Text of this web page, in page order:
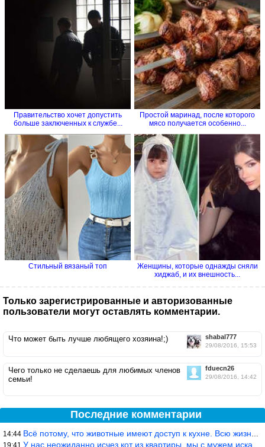
Правительство хочет допустить
больше заключенных к службе...
Простой маринад, после которого
мясо получается особенно...
Стильный вязаный топ
Женщины, которые однажды сняли
хиджаб, и их внешность...
Только зарегистрированные и авторизованные
пользователи могут оставлять комментарии.
shabal777
29/08/2016, 15:53
Что может быть лучше любящего хозяина!;)
fduecn26
29/08/2016, 14:42
Чего только не сделаешь для любимых членов
семьи!
Последние комментарии
14:44 Всё потому, что животные имеют доступ к кухне. Всю жизнь живу с
У нас неожиданно исчез кот из квартиры, мы с мужем искали повсюд